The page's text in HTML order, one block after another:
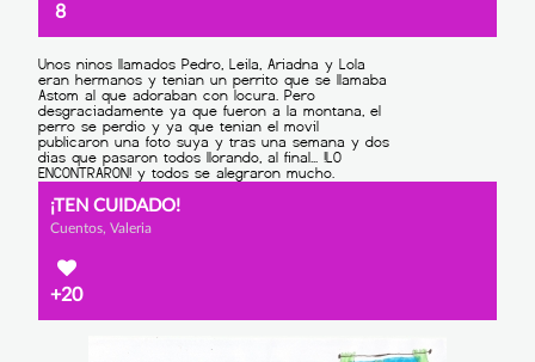
8
¡TEN CUIDADO!
Cuentos, Valeria
+20